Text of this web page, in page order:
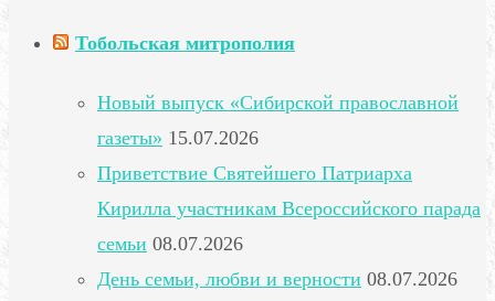
Тобольская митрополия
Новый выпуск «Сибирской православной
газеты» 15.07.2026
Приветствие Святейшего Патриарха
Кирилла участникам Всероссийского парада
семьи 08.07.2026
День семьи, любви и верности 08.07.2026